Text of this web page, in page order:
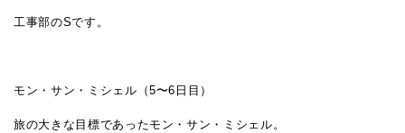
工事部のSです。
モン・サン・ミシェル（5〜6日目）
旅の大きな目標であったモン・サン・ミシェル。